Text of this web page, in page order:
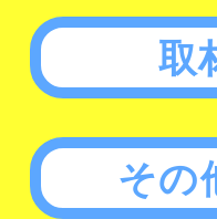
取
その